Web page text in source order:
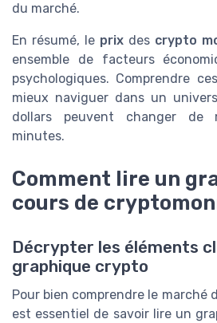
du marché.
En résumé, le prix des crypto
ensemble de facteurs
psychologiques. Comprendre
mieux naviguer dans un
dollars peuvent changer de
minutes.
Comment lire un
cours de
Décrypter les éléments
graphique crypto
Pour bien comprendre le marché
est essentiel de savoir lire un